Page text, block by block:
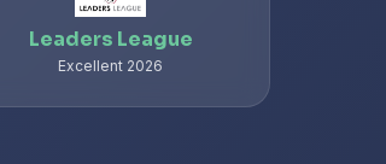
Leaders League
Excellent 2026